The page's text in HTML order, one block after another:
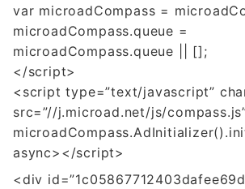
var microadCompass =
microadCompass.queue =
microadCompass.queue || [];
</script>
<script type=”text/javascript”
src=”//j.microad.net/js/
async></script>
<div